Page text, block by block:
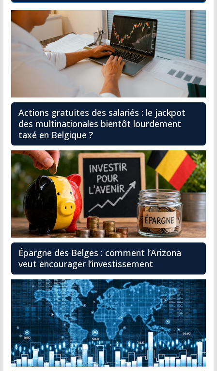
Actions gratuites des salariés : le jackpot
des multinationales bientôt lourdement
taxé en Belgique ?
Épargne des Belges : comment l’Arizona
veut encourager l’investissement